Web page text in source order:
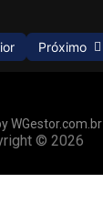
Próximo
WGestor.com.br
© 2026